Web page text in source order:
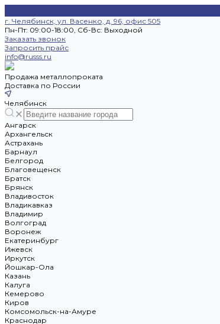
г. Челябинск, ул. Васенко, д. 96, офис 505
Пн-Пт: 09:00-18:00, Cб-Вс: Выходной
Заказать звонок
Запросить прайс
info@russs.ru
Продажа металлопроката
Доставка по России
Челябинск
Ангарск
Архангельск
Астрахань
Барнаул
Белгород
Благовещенск
Братск
Брянск
Владивосток
Владикавказ
Владимир
Волгоград
Воронеж
Екатеринбург
Ижевск
Иркутск
Йошкар-Ола
Казань
Калуга
Кемерово
Киров
Комсомольск-на-Амуре
Краснодар